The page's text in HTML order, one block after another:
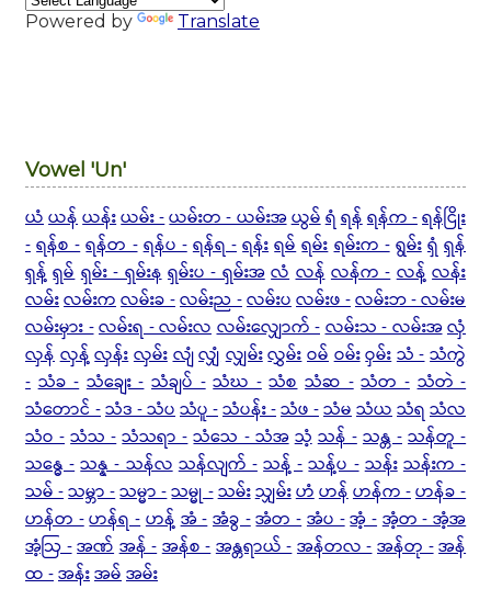
Powered by Translate
Vowel 'Un'
ယံယန်ယန်းယမ်း -ယမ်းတ - ယမ်းအယွမ်ရံရန်ရန်က -ရန်ငြိုး
- ရန်စ - ရန်တ - ရန်ပ - ရန်ရ - ရန်း ရမ် ရမ်း ရမ်းက - ရွမ်း ရှံ ရှန်
ရှန့် ရှမ် ရှမ်း - ရှမ်းန ရှမ်းပ - ရှမ်းအ လံ လန် လန်က - လန့် လန်း
လမ်းလမ်းကလမ်းခ -လမ်းည -လမ်းပလမ်းဖ -လမ်းဘ - လမ်းမ
လမ်းမှား -လမ်းရ - လမ်းလလမ်းလျှောက် -လမ်းသ - လမ်းအလှံ
လှန်လှန့်လှန်းလှမ်းလျံလျှံလျှမ်းလွှမ်းဝမ်ဝမ်းဝှမ်းသံ -သံကွဲ
- သံခ - သံချေး - သံချပ် - သံဃ - သံစ သံဆ - သံတ - သံတဲ -
သံတောင် -သံဒ - သံပသံပူ -သံပန်း -သံဖ -သံမသံယသံရ သံလ
သံဝ - သံသ - သံသရာ - သံသေ - သံအ သံ့ သန် - သန္တ - သန်တူ -
သန္ဓေ - သန္န - သန်လ သန်လျက် - သန့် - သန့်ပ - သန်း သန်းက -
သမ် -သမ္ဘာ -သမ္မာ -သမ္မု -သမ်းသျှမ်းဟံဟန်ဟန်က -ဟန်ခ -
ဟန်တ -ဟန်ရ -ဟန့်အံ -အံခွ -အံတ -အံပ -အံ့ -အံ့တ - အံ့အ
အံ့ဩ -အဏ်အန် -အန်စ -အန္တရာယ် -အန်တလ -အန်တု -အန်
ထ -အန်းအမ်အမ်း